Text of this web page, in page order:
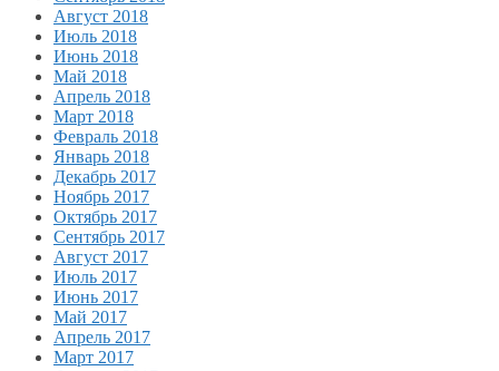
Август 2018
Июль 2018
Июнь 2018
Май 2018
Апрель 2018
Март 2018
Февраль 2018
Январь 2018
Декабрь 2017
Ноябрь 2017
Октябрь 2017
Сентябрь 2017
Август 2017
Июль 2017
Июнь 2017
Май 2017
Апрель 2017
Март 2017